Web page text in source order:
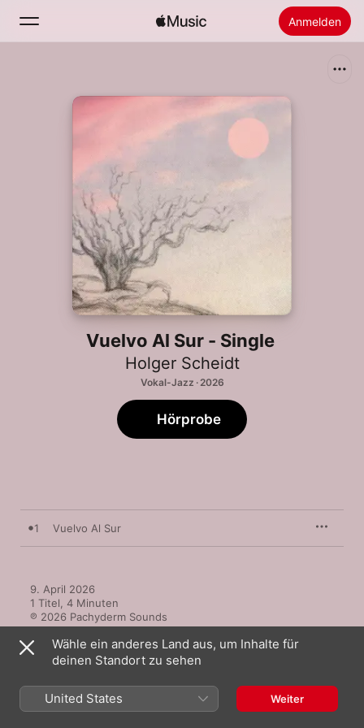
Anmelden
Apple Music installieren
Vuelvo Al Sur - Single
Holger Scheidt
Vokal-Jazz · 2026
Hörprobe
1 Vuelvo Al Sur
9. April 2026
1 Titel, 4 Minuten
℗ 2026 Pachyderm Sounds
Mehr von Holger Scheidt
Wähle ein anderes Land aus, um Inhalte für
deinen Standort zu sehen
United States Weiter